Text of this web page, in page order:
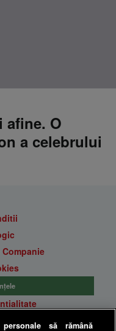
afine. O
a celebrului
să rămână